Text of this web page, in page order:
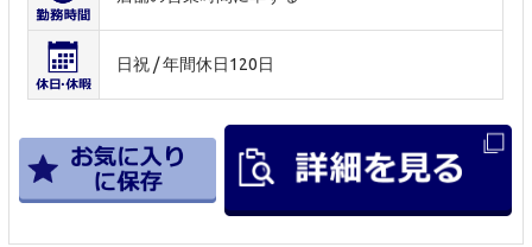
日祝 / 年間休日120日